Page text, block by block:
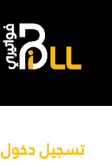
تسجيل دخول